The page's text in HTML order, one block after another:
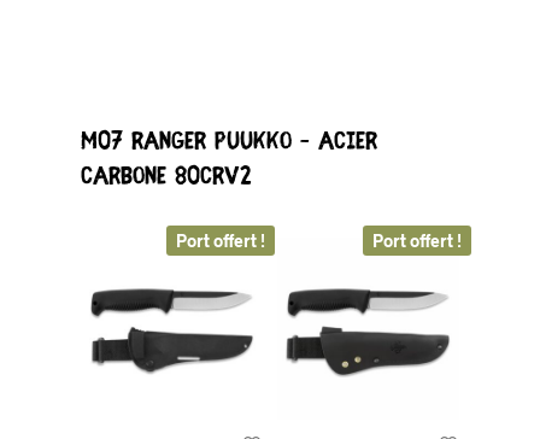
sur
M07 Ranger Puukko – Acier
Carbone 80CRV2
Port offert ! Port offert !